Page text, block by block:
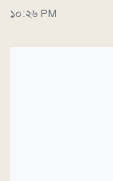
১০:২৬ PM